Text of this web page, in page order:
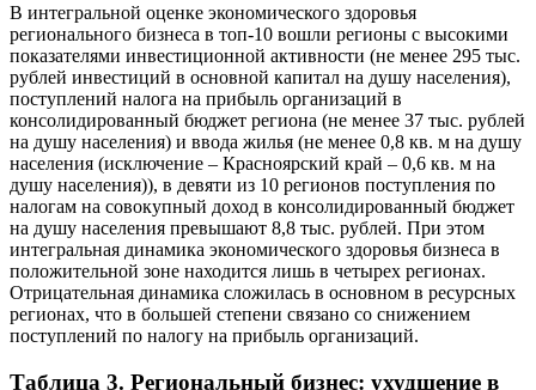
В интегральной оценке экономического здоровья
регионального бизнеса в топ-10 вошли регионы с высокими
показателями инвестиционной активности (не менее 295 тыс.
рублей инвестиций в основной капитал на душу населения),
поступлений налога на прибыль организаций в
консолидированный бюджет региона (не менее 37 тыс. рублей
на душу населения) и ввода жилья (не менее 0,8 кв. м на душу
населения (исключение – Красноярский край – 0,6 кв. м на
душу населения)), в девяти из 10 регионов поступления по
налогам на совокупный доход в консолидированный бюджет
на душу населения превышают 8,8 тыс. рублей. При этом
интегральная динамика экономического здоровья бизнеса в
положительной зоне находится лишь в четырех регионах.
Отрицательная динамика сложилась в основном в ресурсных
регионах, что в большей степени связано со снижением
поступлений по налогу на прибыль организаций.
Таблица 3. Региональный бизнес: ухудшение в